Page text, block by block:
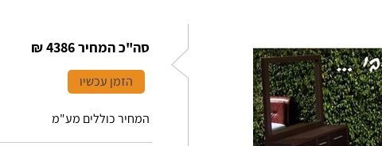
סה"כ המחיר4386 ₪
הזמן עכשיו
המחיר כוללים מע"מ